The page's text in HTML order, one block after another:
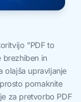
"PDF to
brezhiben in
olajša upravljanje
pomaknite
za pretvorbo PDF